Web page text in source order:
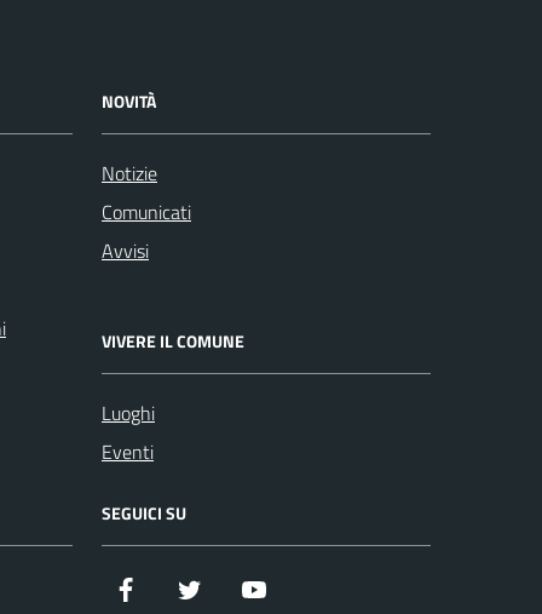
NOVITÀ
Notizie
Comunicati
Avvisi
VIVERE IL COMUNE
Luoghi
Eventi
SEGUICI SU
Facebook Twitter